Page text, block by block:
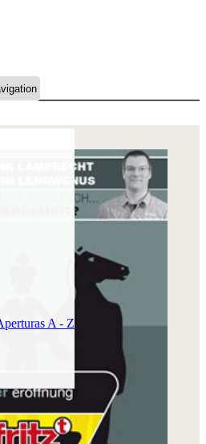
A - Z
CARRO DE LA COMPRA
0
PRODUCTO
0,00 €